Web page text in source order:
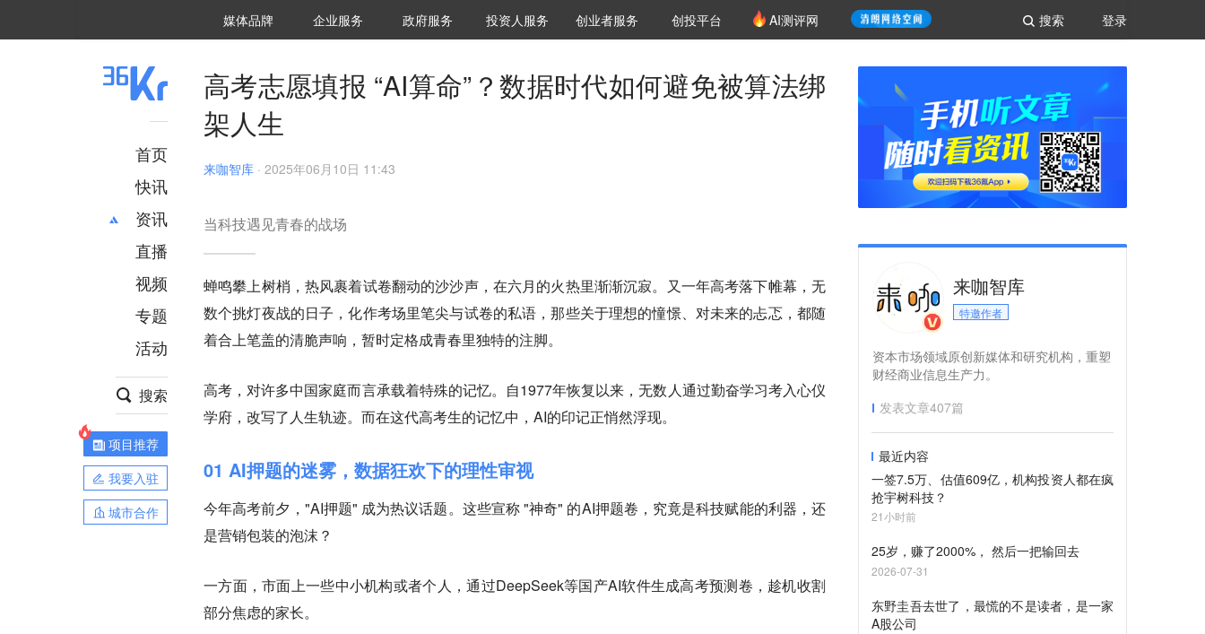
登录
搜索
媒体品牌 36Kr研究院
企业服务 城市之窗
政府服务 VClub投资机构库
投资机构职位推介
投资人服务 创投氪堂
创业者服务 创投平台 AI测评网
首页
快讯
资讯
推荐
财经
项目推荐
安徽
直播
视频
专题
活动
搜索
项目推荐
我要入驻
城市合作
高考志愿填报 “AI算命”？数据时代如何避免被算法绑
架人生
来咖智库 · 2025年06月10日 11:43
当科技遇见青春的战场
蝉鸣攀上树梢，热风裹着试卷翻动的沙沙声，在六月的火热里渐渐沉寂。又一年高考落下帷幕，无
数个挑灯夜战的日子，化作考场里笔尖与试卷的私语，那些关于理想的憧憬、对未来的忐忑，都随
着合上笔盖的清脆声响，暂时定格成青春里独特的注脚。
高考，对许多中国家庭而言承载着特殊的记忆。自1977年恢复以来，无数人通过勤奋学习考入心仪
学府，改写了人生轨迹。而在这代高考生的记忆中，AI的印记正悄然浮现。
01 AI押题的迷雾，数据狂欢下的理性审视
今年高考前夕，"AI押题" 成为热议话题。这些宣称 "神奇" 的AI押题卷，究竟是科技赋能的利器，还
是营销包装的泡沫？
一方面，市面上一些中小机构或者个人，通过DeepSeek等国产AI软件生成高考预测卷，趁机收割
部分焦虑的家长。
来咖智库
特邀作者
资本市场领域原创新媒体和研究机构，重塑
财经商业信息生产力。
发表文章407篇
最近内容
一签7.5万、估值609亿，机构投资人都在疯
抢宇树科技？
21小时前
25岁，赚了2000%， 然后一把输回去
2026-07-31
东野圭吾去世了，最慌的不是读者，是一家
A股公司